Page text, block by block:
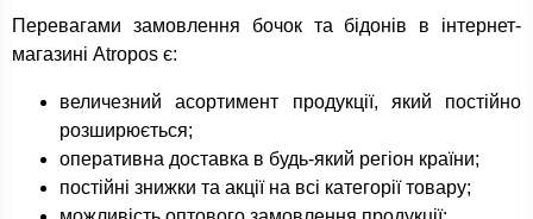
Перевагами замовлення бочок та бідонів в інтернет-
магазині Atropos є:
величезний асортимент продукції, який постійно
розширюється;
оперативна доставка в будь-який регіон країни;
постійні знижки та акції на всі категорії товару;